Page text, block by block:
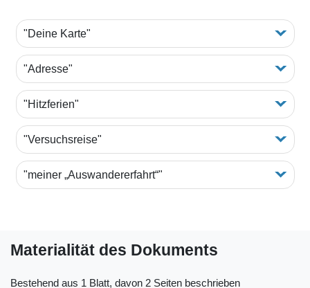
"Deine Karte"
"Adresse"
"Hitzferien"
"Versuchsreise"
"meiner „Auswandererfahrt“"
Materialität des Dokuments
Bestehend aus 1 Blatt, davon 2 Seiten beschrieben